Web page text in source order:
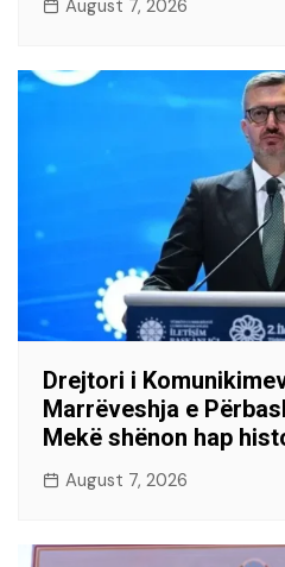
August 7, 2026
Drejtori i
Marrëveshja e
Mekë shënon hap
August 7, 2026